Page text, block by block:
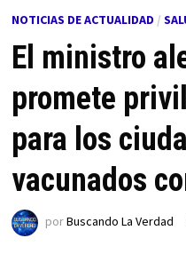
NOTICIAS DE ACTUALIDAD /
El ministro
promete
para los
vacunados
porBuscando La Verdad